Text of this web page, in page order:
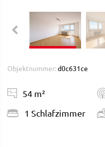
Objektnummer:d0c631ce
54 m²
1 Schlafzimmer